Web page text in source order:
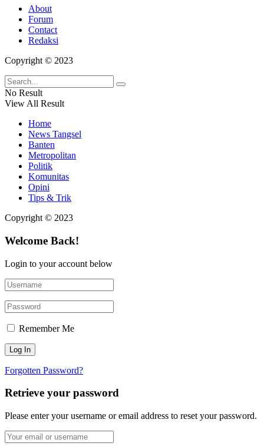
About
Forum
Contact
Redaksi
Copyright © 2023
No Result
View All Result
Home
News Tangsel
Banten
Metropolitan
Politik
Komunitas
Opini
Tips & Trik
Copyright © 2023
Welcome Back!
Login to your account below
Remember Me
Forgotten Password?
Retrieve your password
Please enter your username or email address to reset your password.